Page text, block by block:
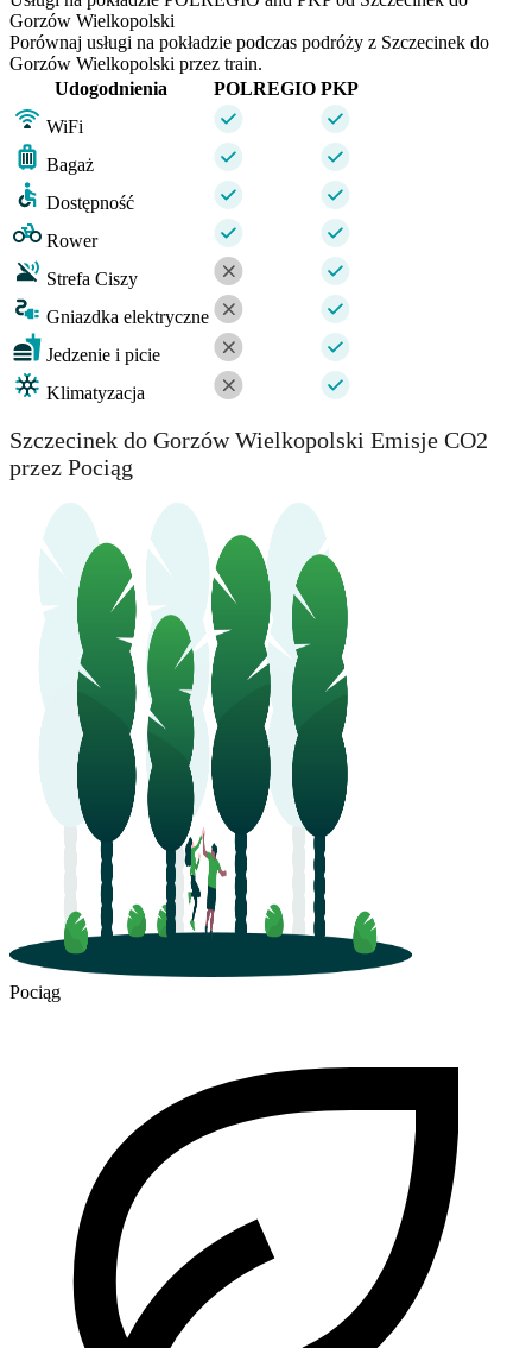
Gorzów Wielkopolski
Porównaj usługi na pokładzie podczas podróży z Szczecinek do
Gorzów Wielkopolski przez train.
Udogodnienia
POLREGIO PKP
WiFi
Bagaż
Dostępność
Rower
Strefa Ciszy
Gniazdka elektryczne
Jedzenie i picie
Klimatyzacja
Szczecinek do Gorzów Wielkopolski Emisje CO2
przez Pociąg
Pociąg